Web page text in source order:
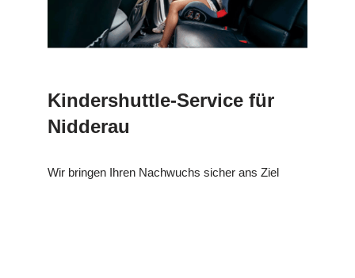
Kindershuttle-Service für
Nidderau
Wir bringen Ihren Nachwuchs sicher ans Ziel